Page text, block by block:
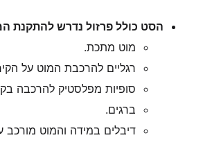
הסט כולל פרזול נדרש להתקנת
מוט מתכת.
רגליים להרכבת המוט על
סופיות מפלסטיק להרכבה
ברגים.
דיבלים במידה והמוט מורכב